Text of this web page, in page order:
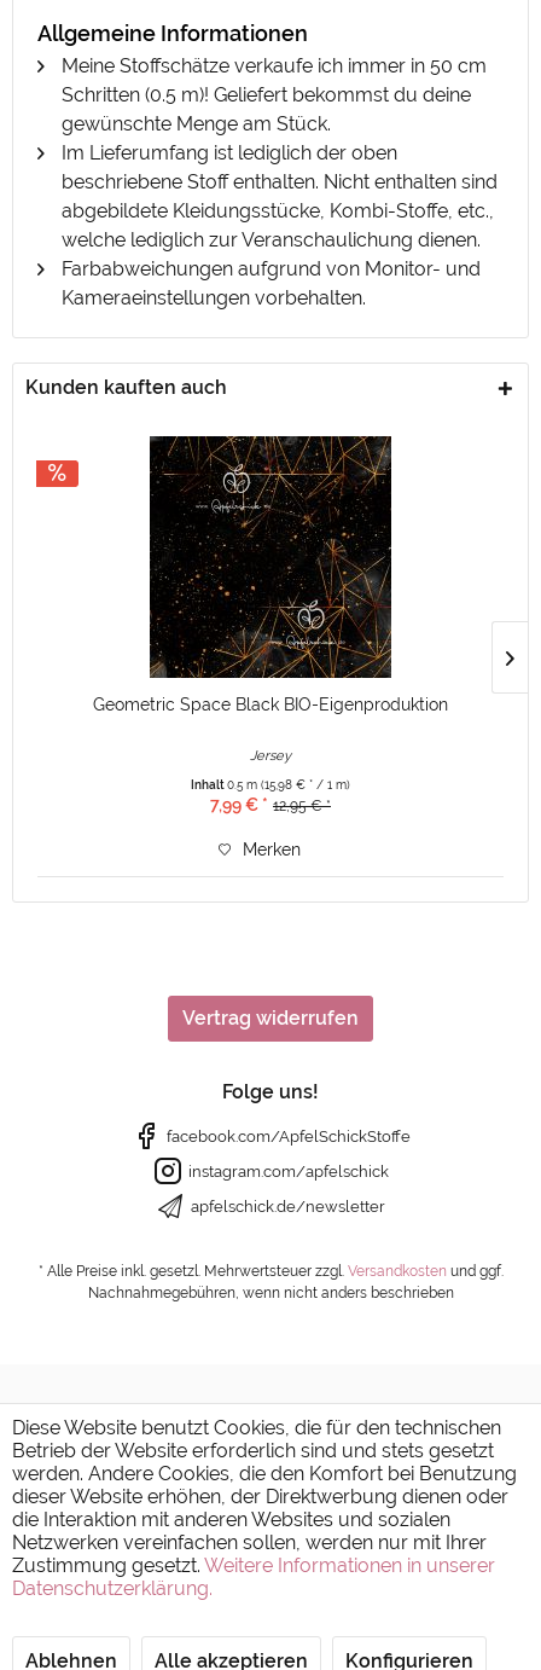
Allgemeine Informationen
Meine Stoffschätze verkaufe ich immer in 50 cm
Schritten (0.5 m)! Geliefert bekommst du deine
gewünschte Menge am Stück.
Im Lieferumfang ist lediglich der oben
beschriebene Stoff enthalten. Nicht enthalten sind
abgebildete Kleidungsstücke, Kombi-Stoffe, etc.,
welche lediglich zur Veranschaulichung dienen.
Farbabweichungen aufgrund von Monitor- und
Kameraeinstellungen vorbehalten.
Kunden kauften auch
Geometric Space Black BIO-Eigenproduktion
Jersey
Inhalt0.5 m (15,98 € * / 1 m)
7,99 € * 12,95 € *
Merken
Vertrag widerrufen
Folge uns!
facebook.com/ApfelSchickStoffe
instagram.com/apfelschick
apfelschick.de/newsletter
* Alle Preise inkl. gesetzl. Mehrwertsteuer zzgl. Versandkosten und ggf.
Nachnahmegebühren, wenn nicht anders beschrieben
Diese Website benutzt Cookies, die für den technischen
Betrieb der Website erforderlich sind und stets gesetzt
werden. Andere Cookies, die den Komfort bei Benutzung
dieser Website erhöhen, der Direktwerbung dienen oder
die Interaktion mit anderen Websites und sozialen
Netzwerken vereinfachen sollen, werden nur mit Ihrer
Zustimmung gesetzt. Weitere Informationen in unserer
Datenschutzerklärung.
Ablehnen Alle akzeptieren Konfigurieren